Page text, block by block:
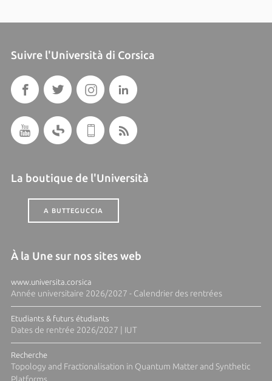
Suivre l'Università di Corsica
La boutique de l'Università
A BUTTEGUCCIA
À la Une sur nos sites web
www.universita.corsica
Année universitaire 2026/2027 - Calendrier des rentrées
Etudiants & futurs étudiants
Dates de rentrée 2026/2027 | IUT
Recherche
Topology and Fractionalisation in Quantum Matter and Synthetic